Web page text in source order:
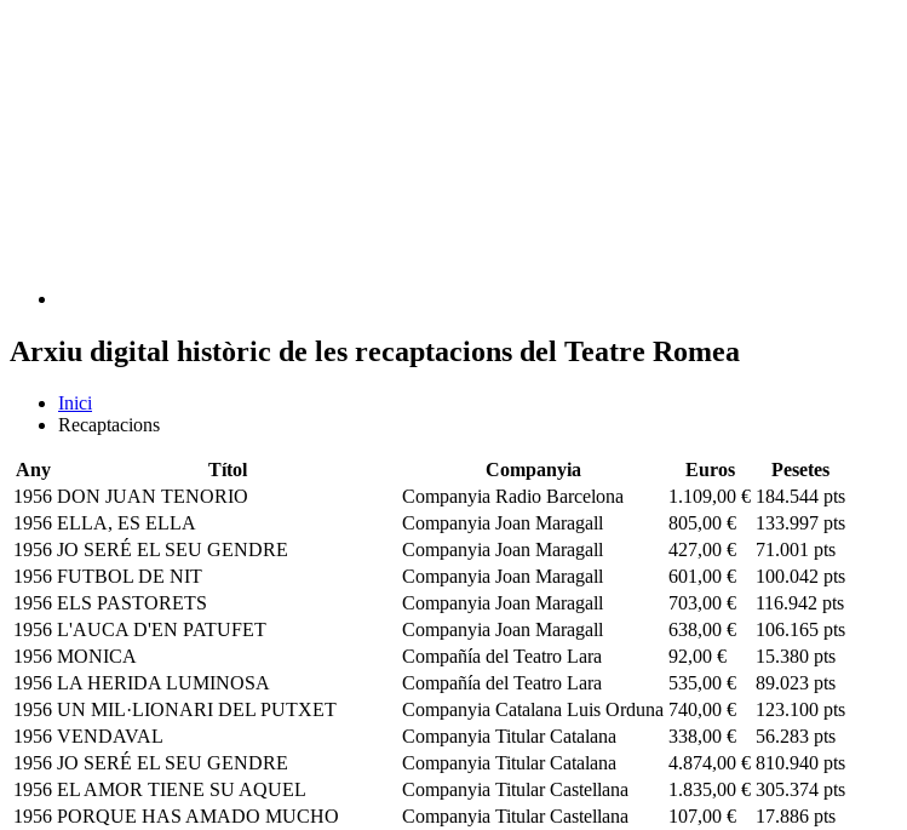
Arxiu digital històric de les recaptacions del Teatre Romea
Inici
Recaptacions
Any Títol Companyia Euros
Pesetes
1956 DON JUAN TENORIO Companyia Radio Barcelona 1.109,00 € 184.544 pts
1956 ELLA, ES ELLA Companyia Joan Maragall 805,00 €
133.997 pts
1956 JO SERÉ EL SEU GENDRE Companyia Joan Maragall 427,00 €
71.001 pts
1956 FUTBOL DE NIT Companyia Joan Maragall 601,00 €
100.042 pts
1956 ELS PASTORETS Companyia Joan Maragall 703,00 €
116.942 pts
1956 L'AUCA D'EN PATUFET Companyia Joan Maragall 638,00 €
106.165 pts
1956 MONICA Compañía del Teatro Lara 92,00 €
15.380 pts
1956 LA HERIDA LUMINOSA Compañía del Teatro Lara 535,00 €
89.023 pts
1956 UN MIL·LIONARI DEL PUTXET Companyia Catalana Luis Orduna 740,00 €
123.100 pts
1956 VENDAVAL Companyia Titular Catalana 338,00 €
56.283 pts
1956 JO SERÉ EL SEU GENDRE Companyia Titular Catalana 4.874,00 € 810.940 pts
1956 EL AMOR TIENE SU AQUEL Companyia Titular Castellana 1.835,00 € 305.374 pts
1956 PORQUE HAS AMADO MUCHO Companyia Titular Castellana 107,00 €
17.886 pts